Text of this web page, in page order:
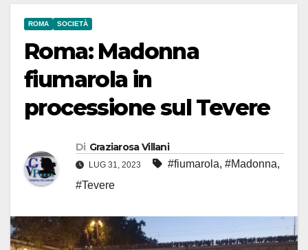
ROMA SOCIETÀ
Roma: Madonna
fiumarola in
processione sul Tevere
Di Graziarosa Villani
LUG 31, 2023 #fiumarola, #Madonna,
#Tevere